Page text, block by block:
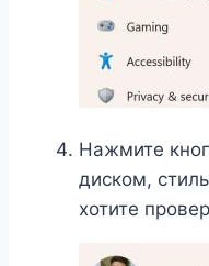
Нажмите
диском,
хотите